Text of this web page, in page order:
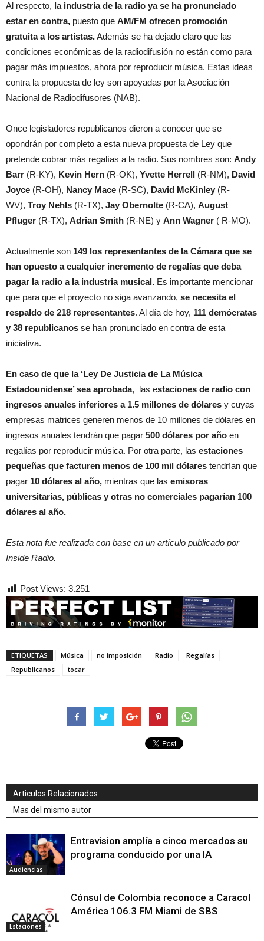
Al respecto, la industria de la radio ya se ha pronunciado
estar en contra, puesto que AM/FM ofrecen promoción
gratuita a los artistas.Además se ha dejado claro que las
condiciones económicas de la radiodifusión no están como para
pagar más impuestos, ahora por reproducir música. Estas ideas
contra la propuesta de ley son apoyadas por la Asociación
Nacional de Radiodifusores (NAB).
Once legisladores republicanos dieron a conocer que se
opondrán por completo a esta nueva propuesta de Ley que
pretende cobrar más regalías a la radio. Sus nombres son: Andy
Barr (R-KY), Kevin Hern (R-OK), Yvette Herrell (R-NM), David
Joyce (R-OH), Nancy Mace (R-SC), David McKinley (R-
WV), Troy Nehls (R-TX), Jay Obernolte (R-CA), August
Pfluger (R-TX), Adrian Smith (R-NE) y Ann Wagner ( R-MO).
Actualmente son 149 los representantes de la Cámara que se
han opuesto a cualquier incremento de regalías que deba
pagar la radio a la industria musical. Es importante mencionar
que para que el proyecto no siga avanzando, se necesita el
respaldo de 218 representantes. Al día de hoy, 111 demócratas
y 38 republicanos se han pronunciado en contra de esta
iniciativa.
En caso de que la ‘Ley De Justicia de La Música
Estadounidense’ sea aprobada, las estaciones de radio con
ingresos anuales inferiores a 1.5 millones de dólares y cuyas
empresas matrices generen menos de 10 millones de dólares en
ingresos anuales tendrán que pagar 500 dólares por año en
regalías por reproducir música. Por otra parte, las estaciones
pequeñas que facturen menos de 100 mil dólares tendrían que
pagar 10 dólares al año, mientras que las emisoras
universitarias, públicas y otras no comerciales pagarían 100
dólares al año.
Esta nota fue realizada con base en un artículo publicado por
Inside Radio.
Post Views: 3.251
ETIQUETAS Música no imposición Radio
Regalías
Republicanos
tocar
Articulos Relacionados
Mas del mismo autor
Audiencias
Entravision amplía a cinco mercados su
programa conducido por una IA
Estaciones
Cónsul de Colombia reconoce a Caracol
América 106.3 FM Miami de SBS